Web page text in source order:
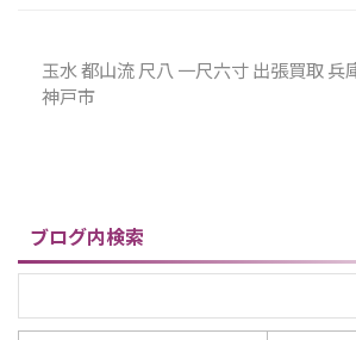
いただき、ありがとうございま
した。 【仕様】琴古流 在銘
琴古流
八寸（約
2.1cm /
玉水 都山流 尺八 一尺六寸 出張買取 兵
神戸市
ブログ内検索